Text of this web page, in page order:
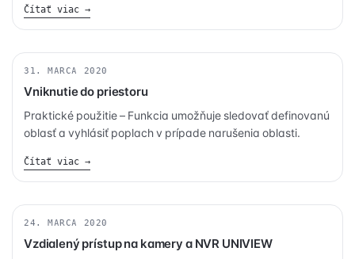
kedykoľvek čo sa len lístok pohne kvôli vetru, či kvôli
banálnej hre s tieňmi.
Čítať viac →
BEZPEČNOSŤ
31. MARCA 2020
Vniknutie do priestoru
Praktické použitie – Funkcia umožňuje sledovať definovanú
oblasť a vyhlásiť poplach v prípade narušenia oblasti.
Čítať viac →
BEZPEČNOSŤ
24. MARCA 2020
Vzdialený prístup na kamery a NVR UNIVIEW